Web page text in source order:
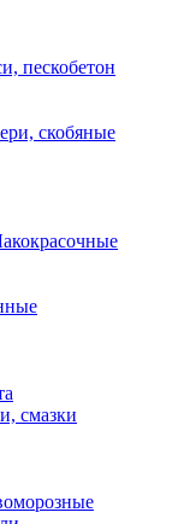
пескобетон
скобяные
смазки